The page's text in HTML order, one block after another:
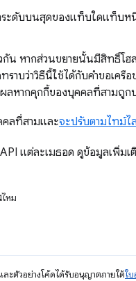
ะดับบนสุดของแท็บใดแท็บห
กัน หากส่วนขยายนั้นมีสิทธิ์โ
ราบว่าวิธีนี้ใช้ได้กับคำขอเครื
ลหากคุกกี้ของบุคคลที่สามถูก
คลที่สามและจะปรับตามไทม์ไ
แต่ละเมธอด ดูข้อมูลเพิ่มเ
หม
ละตัวอย่างโค้ดได้รับอนุญาตภายใต้ใ